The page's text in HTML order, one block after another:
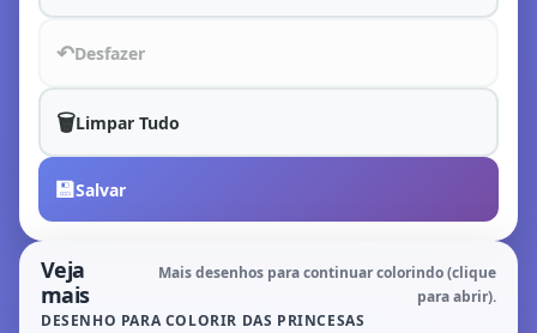
↶Desfazer
🗑️Limpar Tudo
💾Salvar
Veja
mais
Mais desenhos para continuar colorindo (clique
para abrir).
DESENHO PARA COLORIR DAS PRINCESAS